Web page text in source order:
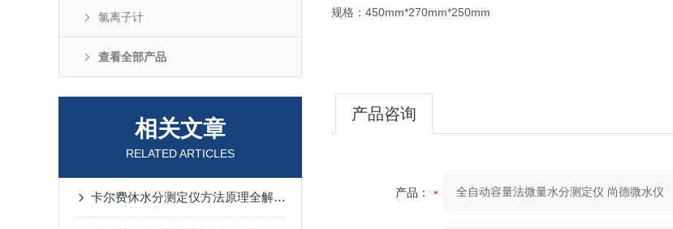
氯离子计
查看全部产品
相关文章
RELATED ARTICLES
卡尔费休水分测定仪方法原理全解析：核心分类与区别
规格：450mm*270mm*250mm
产品咨询
产品：